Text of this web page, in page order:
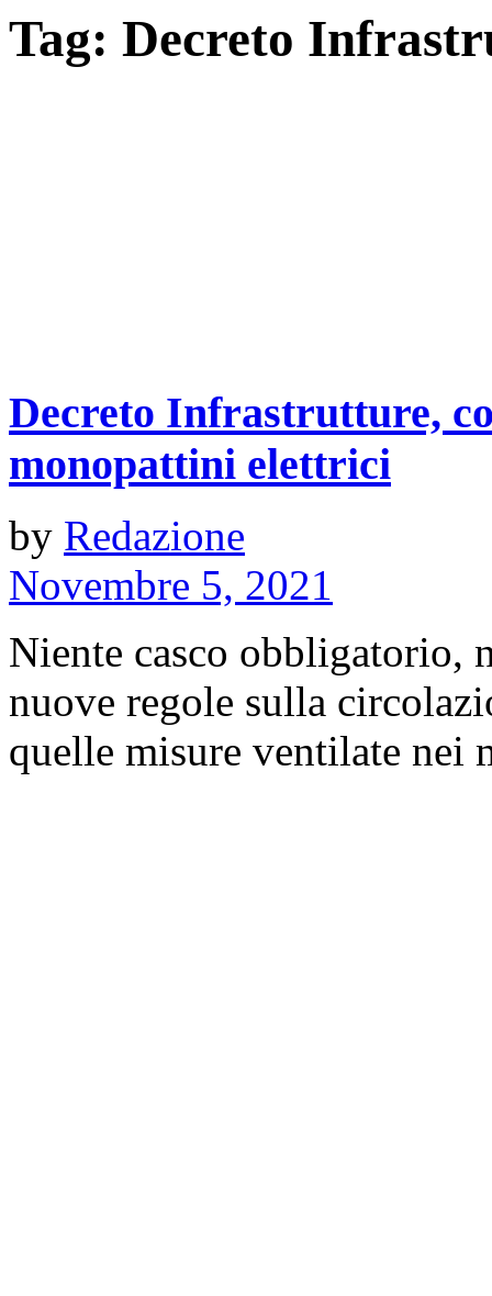
Tag: Decreto
Decreto Infrastrutture,
monopattini elettrici
by Redazione
Novembre 5, 2021
Niente casco obbligatorio,
nuove regole sulla
quelle misure ventilate nei